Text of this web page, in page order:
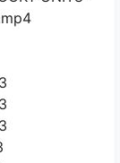
UNIT11-